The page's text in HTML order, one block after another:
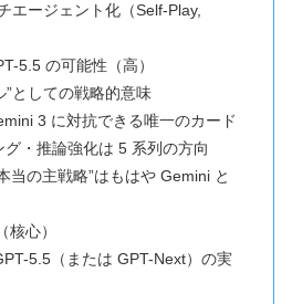
エージェント化（Self-Play,
5.5 の可能性（高）
としての戦略的意味
3 に対抗できる唯一のカード
・推論強化は 5 系列の方向
当の主戦略”はもはや Gemini と
心）
5.5（または GPT-Next）の実